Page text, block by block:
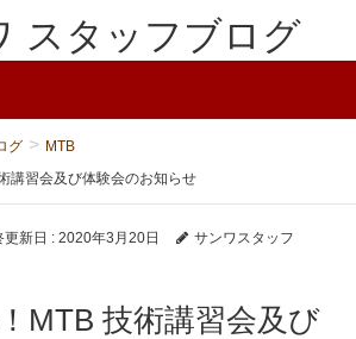
グ
MTB
講習会及び体験会のお知らせ
更新日 : 2020年3月20日
サンワスタッフ